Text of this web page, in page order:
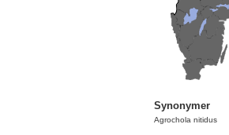
Synonymer
Agrochola nitidus